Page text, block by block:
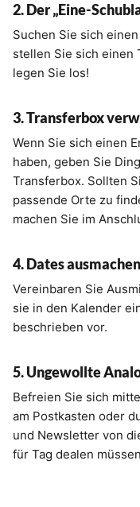
2. Der „Eine-
Suchen Sie sich
stellen Sie sich einen
legen Sie los!
3. Transferbox
Wenn Sie sich einen
haben, geben Sie
Transferbox. Sollten
passende Orte zu
machen Sie im
4. Dates ausmachen
Vereinbaren Sie
sie in den Kalender
beschrieben vor.
5. Ungewollte
Befreien Sie sich
am Postkasten oder
und Newsletter von
für Tag dealen